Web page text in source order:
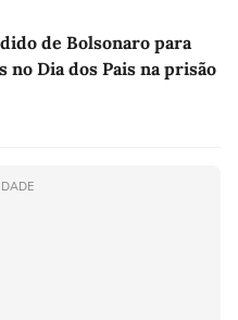
de Bolsonaro para
no Dia dos Pais na prisão